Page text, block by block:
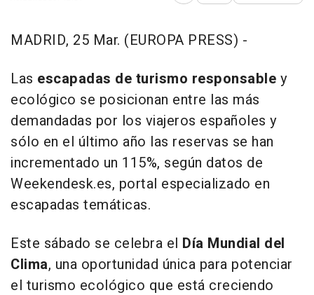
MADRID, 25 Mar. (EUROPA PRESS) -
Las escapadas de turismo responsable y
ecológico se posicionan entre las más
demandadas por los viajeros españoles y
sólo en el último año las reservas se han
incrementado un 115%, según datos de
Weekendesk.es, portal especializado en
escapadas temáticas.
Este sábado se celebra el Día Mundial del
Clima, una oportunidad única para potenciar
el turismo ecológico que está creciendo